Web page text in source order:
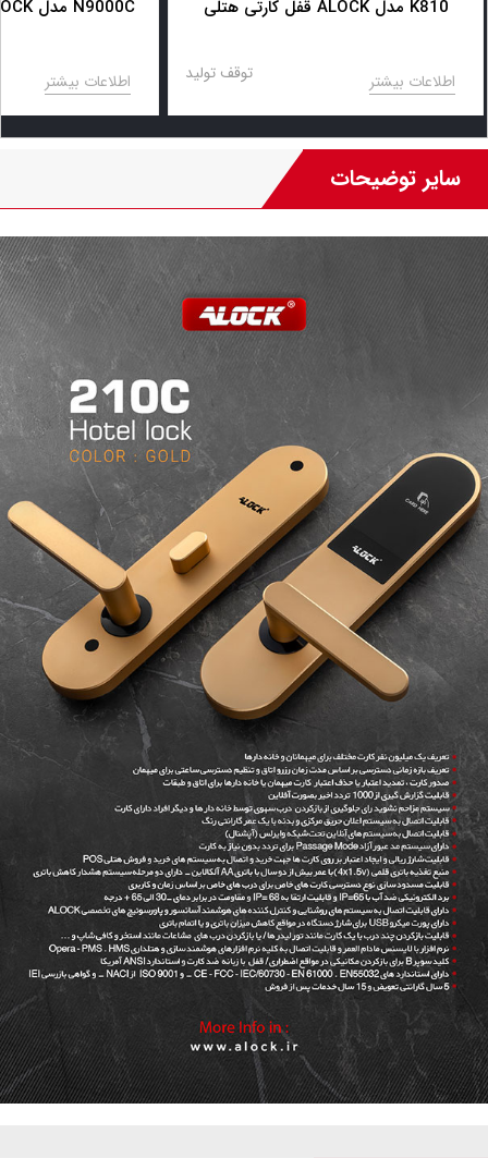
قفل کارتی هتلی ALOCK مدل K810
اطلاعات بیشتر توقف تولید
قفل کارتی هتلی ALOCK مدل N9000C
اطلاعات بیشتر
سایر توضیحات